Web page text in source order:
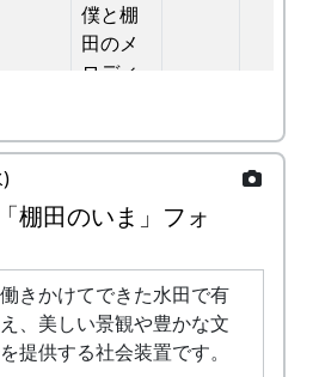
僕と棚
⽥のメ
ロディ
⽥の中
棚⽥の
1999
棚⽥の
ステー
ジへ
1999
棚田のいま」フォ
きかけてできた水田で有
、美しい景観や豊かな文
提供する社会装置です。